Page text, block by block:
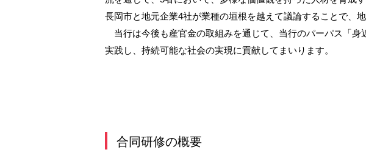
長岡市と地元企業4社が業種の垣根を越えて議論することで、
当行は今後も産官金の取組みを通じて、当行のパーパス「
実践し、持続可能な社会の実現に貢献してまいります。
合同研修の概要